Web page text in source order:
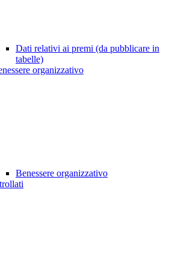
Dati relativi ai premi (da pubblicare in
tabelle)
organizzativo
Benessere organizzativo